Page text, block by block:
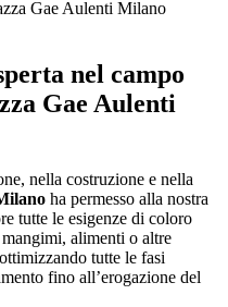
nel campo
Gae Aulenti
nella costruzione e nella
ha permesso alla nostra
tutte le esigenze di coloro
alimenti o altre
tutte le fasi
fino all’erogazione del